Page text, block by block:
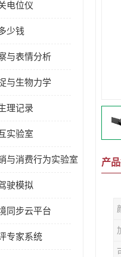
电位仪
少钱
与表情分析
与生物力学
理记录
实验室
与消费行为实验室
驶模拟
同步云平台
专家系统
产